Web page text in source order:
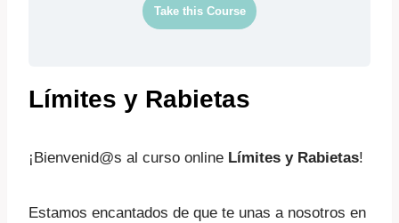
Take this Course
Límites y Rabietas
¡Bienvenid@s al curso online Límites y Rabietas!
Estamos encantados de que te unas a nosotros en